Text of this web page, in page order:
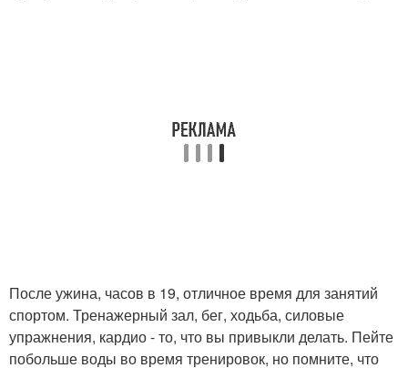
После ужина, часов в 19, отличное время для занятий
спортом. Тренажерный зал, бег, ходьба, силовые
упражнения, кардио - то, что вы привыкли делать. Пейте
побольше воды во время тренировок, но помните, что